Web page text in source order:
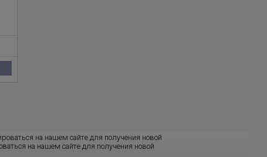
на нашем сайте для получения новой
на нашем сайте для получения новой